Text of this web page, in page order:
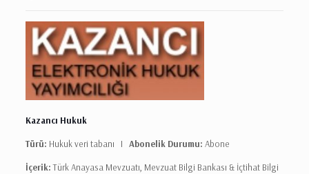
Kazancı Hukuk
Türü: Hukuk veri tabanı I Abonelik Durumu: Abone
İçerik:Türk Anayasa Mevzuatı, Mevzuat Bilgi Bankası & İçtihat Bilgi